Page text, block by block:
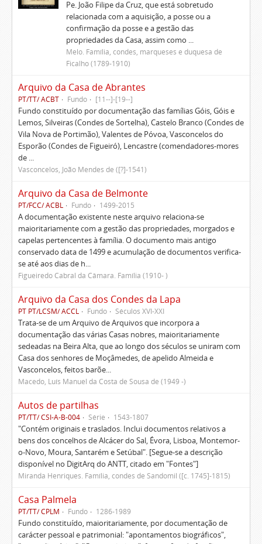
Pe. João Filipe da Cruz, que está sobretudo
relacionada com a aquisição, a posse ou a
confirmação da posse e a gestão das
propriedades da Casa, assim como ...
Melo. Família, condes, marqueses e duquesa de
Ficalho (1789-1910)
Arquivo da Casa de Abrantes
PT/TT/ ACBT Fundo [11--]-[19--]
Fundo constituído por documentação das famílias Góis, Góis e
Lemos, Silveiras (Condes de Sortelha), Castelo Branco (Condes de
Vila Nova de Portimão), Valentes de Póvoa, Vasconcelos do
Esporão (Condes de Figueiró), Lencastre (comendadores-mores
de ...
Vasconcelos, João Mendes de ([?]-1541)
Arquivo da Casa de Belmonte
PT/FCC/ ACBL Fundo 1499-2015
A documentação existente neste arquivo relaciona-se
maioritariamente com a gestão das propriedades, morgados e
capelas pertencentes à família. O documento mais antigo
conservado data de 1499 e acumulação de documentos verifica-
se até aos dias de h...
Figueiredo Cabral da Câmara. Família (1910- )
Arquivo da Casa dos Condes da Lapa
PT PT/LCSM/ ACCL Fundo Séculos XVI-XXI
Trata-se de um Arquivo de Arquivos que incorpora a
documentação das várias Casas nobres, maioritariamente
sedeadas na Beira Alta, que ao longo dos séculos se uniram com
Casa dos senhores de Moçâmedes, de apelido Almeida e
Vasconcelos, feitos barõe...
Macedo, Luís Manuel da Costa de Sousa de (1949 -)
Autos de partilhas
PT/TT/ CSI-A-B-004 Série 1543-1807
"Contém originais e traslados. Inclui documentos relativos a
bens dos concelhos de Alcácer do Sal, Évora, Lisboa, Montemor-
o-Novo, Moura, Santarém e Setúbal". [Segue-se a descrição
disponível no DigitArq do ANTT, citado em "Fontes"]
Miranda Henriques. Família, condes de Sandomil ([c. 1745]-1815)
Casa Palmela
PT/TT/ CPLM Fundo 1286-1989
Fundo constituído, maioritariamente, por documentação de
carácter pessoal e patrimonial: "apontamentos biográficos",